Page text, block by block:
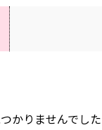
かりませんでし